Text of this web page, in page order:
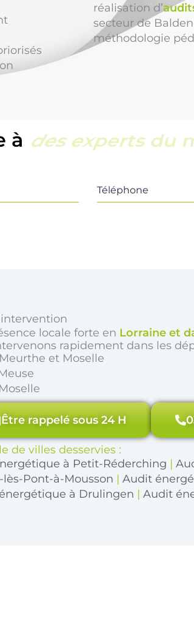
réalisation d’
secteur de
méthodologie
à une équipe
Téléphone
locale forte en Lorraine et
rapidement dans les
Meurthe et Moselle
Être rappelé sous 24 H
de villes desservies :
à Petit-Réderching |
lès-Pont-à-Mousson |Audit
à Drulingen |Audit